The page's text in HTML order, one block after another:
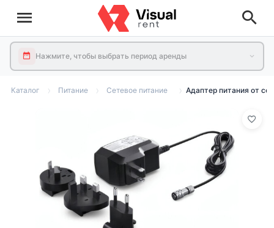
Нажмите, чтобы выбрать период аренды
Каталог Питание Сетевое питание Адаптер питания от